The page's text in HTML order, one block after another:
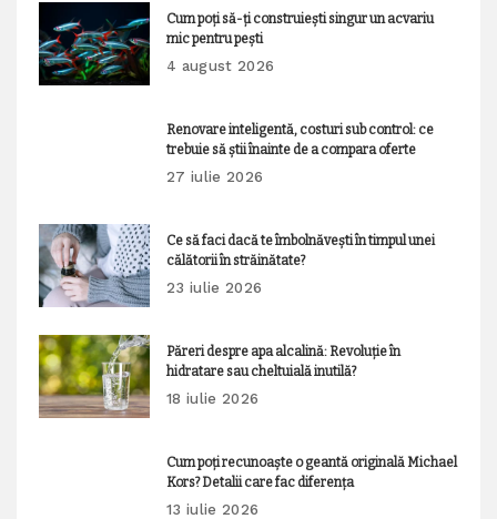
Cum poți să-ți construiești singur un acvariu
mic pentru pești
4 august 2026
Renovare inteligentă, costuri sub control: ce
trebuie să știi înainte de a compara oferte
27 iulie 2026
Ce să faci dacă te îmbolnăvești în timpul unei
călătorii în străinătate?
23 iulie 2026
Păreri despre apa alcalină: Revoluție în
hidratare sau cheltuială inutilă?
18 iulie 2026
Cum poți recunoaște o geantă originală Michael
Kors? Detalii care fac diferența
13 iulie 2026